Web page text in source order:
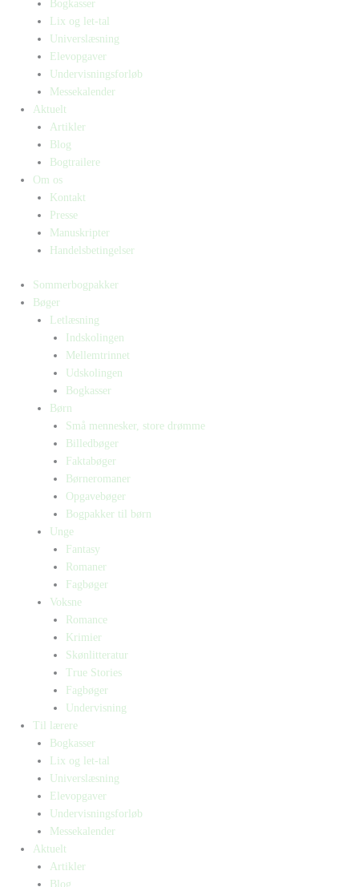
Bogkasser
Lix og let-tal
Universlæsning
Elevopgaver
Undervisningsforløb
Messekalender
Aktuelt
Artikler
Blog
Bogtrailere
Om os
Kontakt
Presse
Manuskripter
Handelsbetingelser
Sommerbogpakker
Bøger
Letlæsning
Indskolingen
Mellemtrinnet
Udskolingen
Bogkasser
Børn
Små mennesker, store drømme
Billedbøger
Faktabøger
Børneromaner
Opgavebøger
Bogpakker til børn
Unge
Fantasy
Romaner
Fagbøger
Voksne
Romance
Krimier
Skønlitteratur
True Stories
Fagbøger
Undervisning
Til lærere
Bogkasser
Lix og let-tal
Universlæsning
Elevopgaver
Undervisningsforløb
Messekalender
Aktuelt
Artikler
Blog